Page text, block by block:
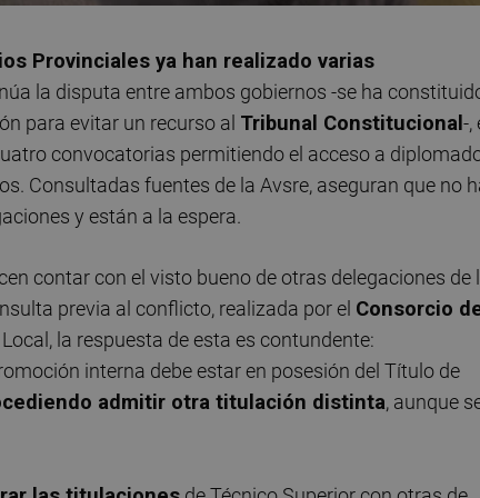
Provinciales ya han realizado varias
la disputa entre ambos gobiernos -se ha
para evitar un recurso al Tribunal Constitucional-,
convocatorias permitiendo el acceso a
Consultadas fuentes de la Avsre, aseguran que no
y están a la espera.
contar con el visto bueno de otras delegaciones de
previa al conflicto, realizada por el Consorcio
la respuesta de esta es contundente:
interna debe estar en posesión del Título de
admitir otra titulación distinta, aunque